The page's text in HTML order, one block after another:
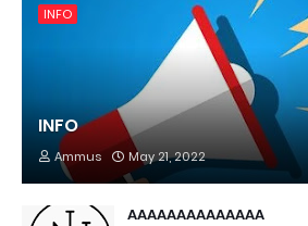
INFO
INFO
Ammus May 21, 2022
AAAAAAAAAAAAAA